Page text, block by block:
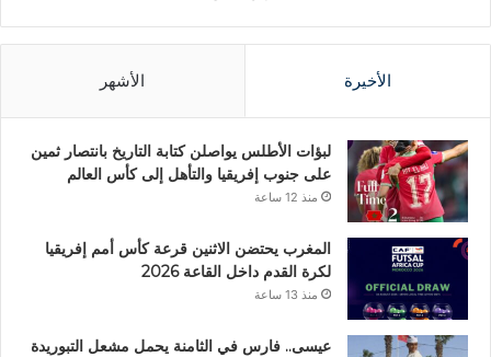
الأخيرة الأشهر
لبؤات الأطلس يواصلن كتابة التاريخ بانتصار ثمين
على جنوب إفريقيا والتأهل إلى كأس العالم
منذ 12 ساعة
المغرب يحتضن الاثنين قرعة كأس أمم إفريقيا
لكرة القدم داخل القاعة 2026
منذ 13 ساعة
عيسى.. فارس في الثامنة يحمل مشعل التبوريدة